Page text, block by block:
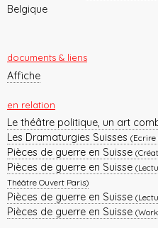
Belgique
documents & liens
Affiche
en relation
Le théâtre politique, un art
Les Dramaturgies Suisses (Ecrire
Pièces de guerre en Suisse
Pièces de guerre en Suisse
Théâtre Ouvert Paris)
Pièces de guerre en Suisse
Pièces de guerre en Suisse